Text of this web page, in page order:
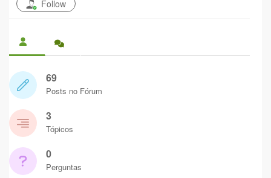
Follow
69
Posts no Fórum
3
Tópicos
0
Perguntas